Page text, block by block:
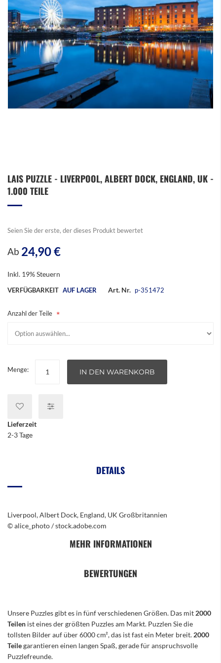
Anfang
der
LAIS PUZZLE - LIVERPOOL, ALBERT DOCK, ENGLAND, UK -
1.000 TEILE
Seien Sie der erste, der dieses Produkt bewertet
Ab 24,90 €
Inkl. 19% Steuern
VERFÜGBARKEIT AUF LAGER Art. Nr. p-351472
Anzahl der Teile
Menge: IN DEN WARENKORB
Lieferzeit
2-3 Tage
DETAILS
Liverpool, Albert Dock, England, UK Großbritannien
© alice_photo / stock.adobe.com
MEHR INFORMATIONEN
BEWERTUNGEN
Unsere Puzzles gibt es in fünf verschiedenen Größen. Das mit 2000
Teilen ist eines der größten Puzzles am Markt. Puzzlen Sie die
tollsten Bilder auf über 6000 cm², das ist fast ein Meter breit. 2000
Teilegarantieren einen langen Spaß, gerade für anspruchsvolle
Puzzlefreunde.